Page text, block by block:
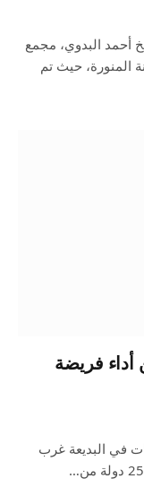
أحمد البدوي، مجمع
المنورة، حيث تم
15 ألفًا من أداء فريضة
في البديعة غرب